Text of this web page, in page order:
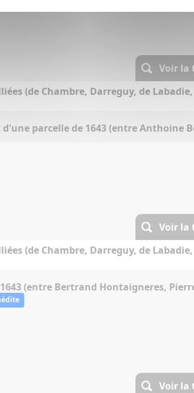
Voir la
(de Chambre, Darreguy, de
parcelle de 1643 (entre Anthoine
Voir la
(de Chambre, Darreguy, de
(entre Bertrand Hontaigneres,
Voir la